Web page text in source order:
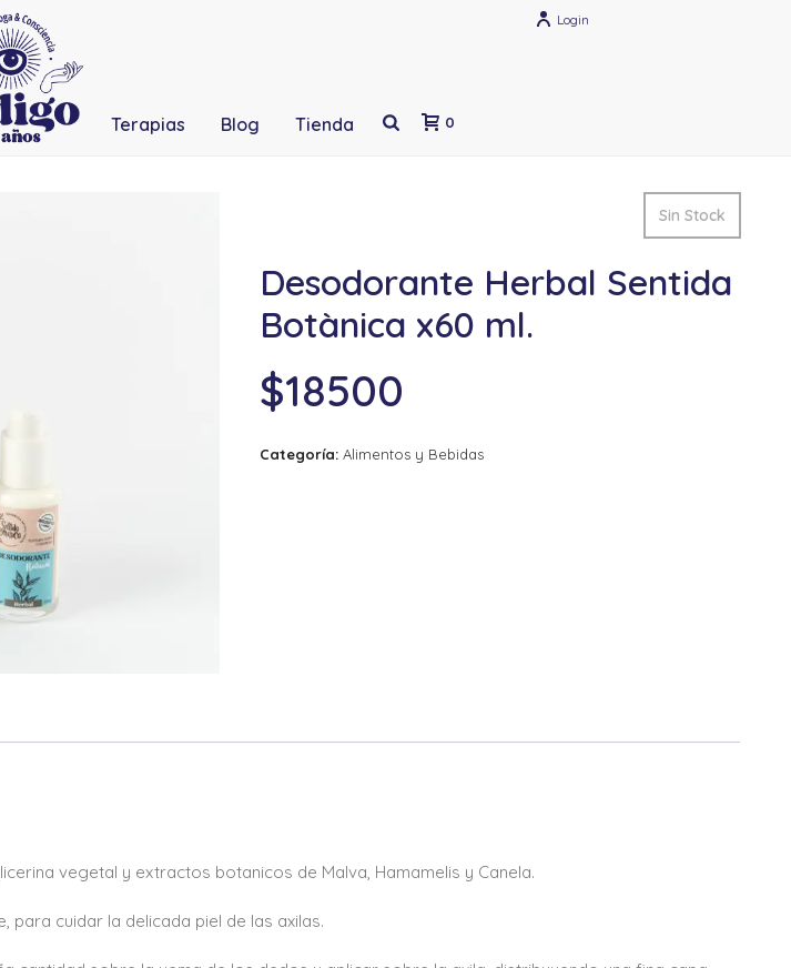
Login
Terapias Blog Tienda 0
Sin Stock
Desodorante Herbal Sentida
Botànica x60 ml.
$18500
Categoría: Alimentos y Bebidas
vegetal y extractos botanicos de Malva, Hamamelis y Canela.
para cuidar la delicada piel de las axilas.